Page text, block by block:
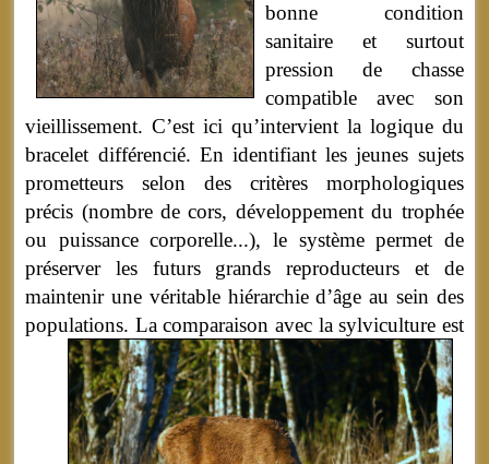
bonne condition
sanitaire et surtout
pression de chasse
compatible avec son
vieillissement. C’est ici qu’intervient la logique du
bracelet différencié. En identifiant les jeunes sujets
prometteurs selon des critères morphologiques
précis (nombre de cors, développement du trophée
ou puissance corporelle...), le système permet de
préserver les futurs grands reproducteurs et de
maintenir une véritable hiérarchie d’âge au sein des
populations. La comparaison avec la sylviculture est